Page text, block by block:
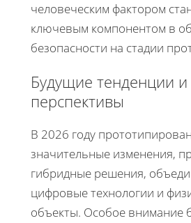
человеческим фактором
ключевым компонентом в
безопасности на стадии
Будущие тенденции и
перспективы
В 2026 году
значительные изменения,
гибридные решения,
цифровые технологии и
объекты. Особое внимание